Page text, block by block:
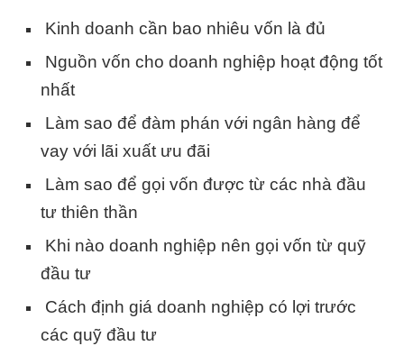
Kinh doanh cần bao nhiêu vốn là đủ
Nguồn vốn cho doanh nghiệp hoạt động tốt
nhất
Làm sao để đàm phán với ngân hàng để
vay với lãi xuất ưu đãi
Làm sao để gọi vốn được từ các nhà đầu
tư thiên thần
Khi nào doanh nghiệp nên gọi vốn từ quỹ
đầu tư
Cách định giá doanh nghiệp có lợi trước
các quỹ đầu tư